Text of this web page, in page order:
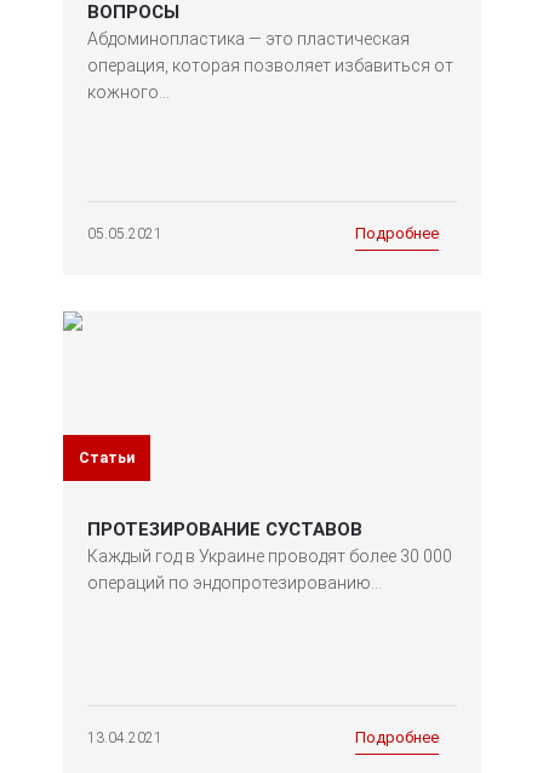
ВОПРОСЫ
Абдоминопластика — это пластическая
операция, которая позволяет избавиться от
кожного...
05.05.2021 Подробнее
Статьи
ПРОТЕЗИРОВАНИЕ СУСТАВОВ
Каждый год в Украине проводят более 30 000
операций по эндопротезированию...
13.04.2021 Подробнее